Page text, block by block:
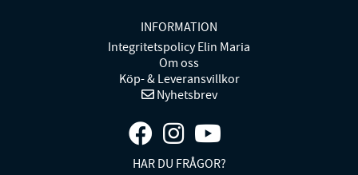
INFORMATION
Integritetspolicy Elin Maria
Om oss
Köp- & Leveransvillkor
Nyhetsbrev
HAR DU FRÅGOR?